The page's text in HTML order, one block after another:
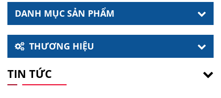
DANH MỤC SẢN PHẨM
THƯƠNG HIỆU
TIN TỨC